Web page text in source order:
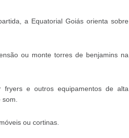
a Equatorial Goiás orienta sobre
ou monte torres de benjamins na
e outros equipamentos de alta
ou cortinas.